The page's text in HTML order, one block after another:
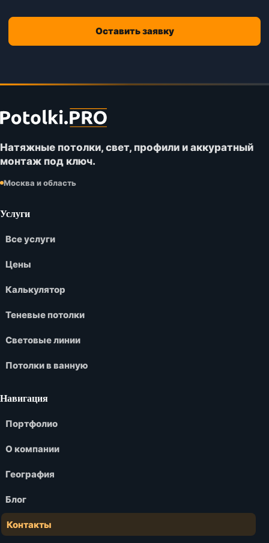
Оставить заявку
Футер
сайта
Potolki.PRO
Натяжные потолки, свет, профили и аккуратный
монтаж под ключ.
Москва и область
Услуги
Все услуги
Цены
Калькулятор
Теневые потолки
Световые линии
Потолки в ванную
Навигация
Портфолио
О компании
География
Блог
Контакты